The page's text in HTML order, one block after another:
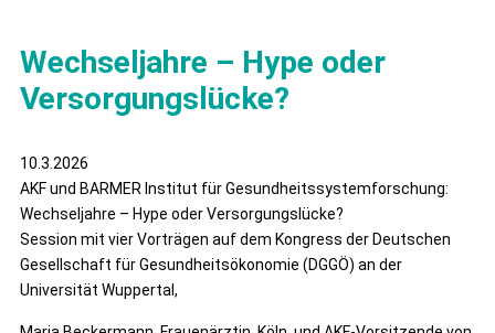
Wechseljahre – Hype oder
Versorgungslücke?
10.3.2026
AKF und BARMER Institut für Gesundheitssystemforschung:
Wechseljahre – Hype oder Versorgungslücke?
Session mit vier Vorträgen auf dem Kongress der Deutschen
Gesellschaft für Gesundheitsökonomie (DGGÖ) an der
Universität Wuppertal,